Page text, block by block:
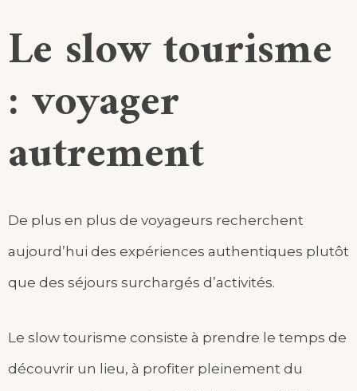
Le slow tourisme
: voyager
autrement
De plus en plus de voyageurs recherchent
aujourd’hui des expériences authentiques plutôt
que des séjours surchargés d’activités.
Le slow tourisme consiste à prendre le temps de
découvrir un lieu, à profiter pleinement du